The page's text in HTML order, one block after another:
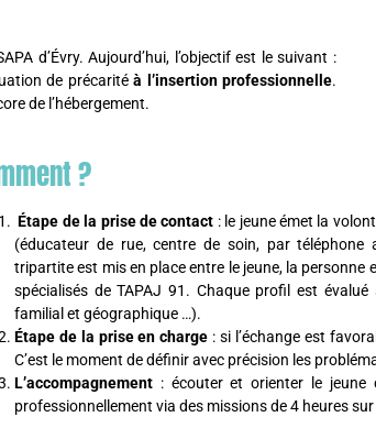
d’Évry. Aujourd’hui, l’objectif est le suivant :
de précarité à l’insertion professionnelle.
de l’hébergement.
?
Étape de la prise de contact : le jeune émet la
(éducateur de rue, centre de soin, par téléphone
tripartite est mis en place entre le jeune, la personne
spécialisés de TAPAJ 91. Chaque profil est
familial et géographique …).
Étape de la prise en charge : si l’échange est
C’est le moment de définir avec précision les
L’accompagnement: écouter et orienter le jeune
professionnellement via des missions de 4 heures